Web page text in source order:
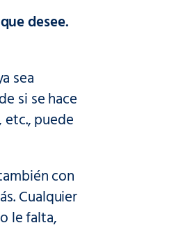
desee.
sea
si se hace
puede
con
Cualquier
le falta,